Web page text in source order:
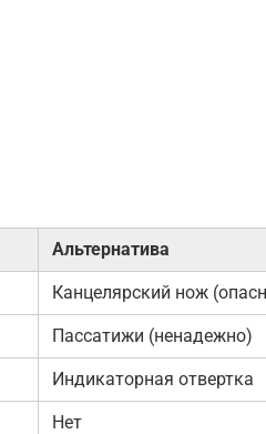
Альтернатива
Канцелярский нож
Пассатижи (ненадежно)
Индикаторная отвертка
Нет